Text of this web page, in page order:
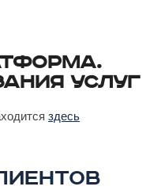
услуг
здесь